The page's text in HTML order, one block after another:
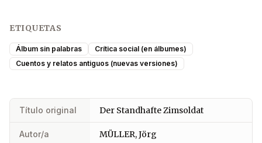
ETIQUETAS
Álbum sin palabras
Crítica social (en álbumes)
Cuentos y relatos antiguos (nuevas versiones)
Título original Der Standhafte Zimsoldat
Autor/a MÜLLER, Jörg